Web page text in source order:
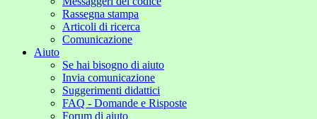
Rassegna stampa
Articoli di ricerca
Comunicazione
Aiuto
Se hai bisogno di aiuto
Invia comunicazione
Suggerimenti didattici
FAQ - Domande e Risposte
Forum di aiuto